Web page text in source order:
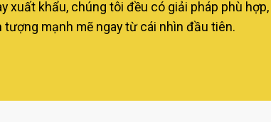
xuất khẩu, chúng tôi đều có giải pháp phù
tượng mạnh mẽ ngay từ cái nhìn đầu tiên.